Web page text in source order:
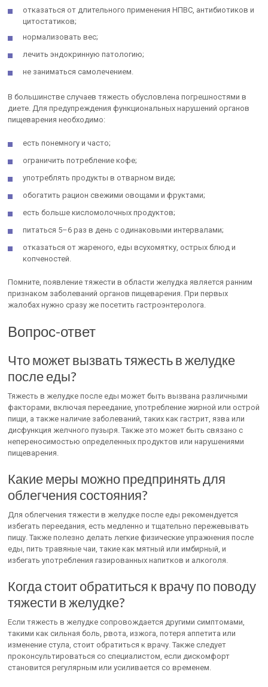
отказаться от длительного применения НПВС, антибиотиков и
цитостатиков;
нормализовать вес;
лечить эндокринную патологию;
не заниматься самолечением.
В большинстве случаев тяжесть обусловлена погрешностями в
диете. Для предупреждения функциональных нарушений органов
пищеварения необходимо:
есть понемногу и часто;
ограничить потребление кофе;
употреблять продукты в отварном виде;
обогатить рацион свежими овощами и фруктами;
есть больше кисломолочных продуктов;
питаться 5–6 раз в день с одинаковыми интервалами;
отказаться от жареного, еды всухомятку, острых блюд и
копченостей.
Помните, появление тяжести в области желудка является ранним
признаком заболеваний органов пищеварения. При первых
жалобах нужно сразу же посетить гастроэнтеролога.
Вопрос-ответ
Что может вызвать тяжесть в желудке
после еды?
Тяжесть в желудке после еды может быть вызвана различными
факторами, включая переедание, употребление жирной или острой
пищи, а также наличие заболеваний, таких как гастрит, язва или
дисфункция желчного пузыря. Также это может быть связано с
непереносимостью определенных продуктов или нарушениями
пищеварения.
Какие меры можно предпринять для
облегчения состояния?
Для облегчения тяжести в желудке после еды рекомендуется
избегать переедания, есть медленно и тщательно пережевывать
пищу. Также полезно делать легкие физические упражнения после
еды, пить травяные чаи, такие как мятный или имбирный, и
избегать употребления газированных напитков и алкоголя.
Когда стоит обратиться к врачу по поводу
тяжести в желудке?
Если тяжесть в желудке сопровождается другими симптомами,
такими как сильная боль, рвота, изжога, потеря аппетита или
изменение стула, стоит обратиться к врачу. Также следует
проконсультироваться со специалистом, если дискомфорт
становится регулярным или усиливается со временем.